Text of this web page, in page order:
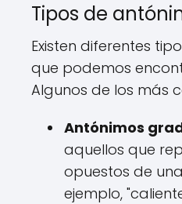
Tipos de
Existen diferentes
que podemos
Algunos de los más
Antónimos
aquellos que
opuestos de
ejemplo,